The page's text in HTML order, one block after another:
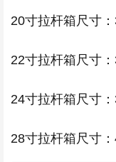
20寸拉杆箱尺寸
22寸拉杆箱尺寸
24寸拉杆箱尺寸
28寸拉杆箱尺寸